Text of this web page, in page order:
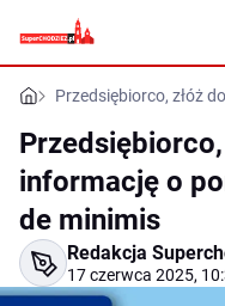
Przedsiębiorco, złóż
Przedsiębiorco,
informację o
de minimis
Redakcja
17 czerwca 2025,